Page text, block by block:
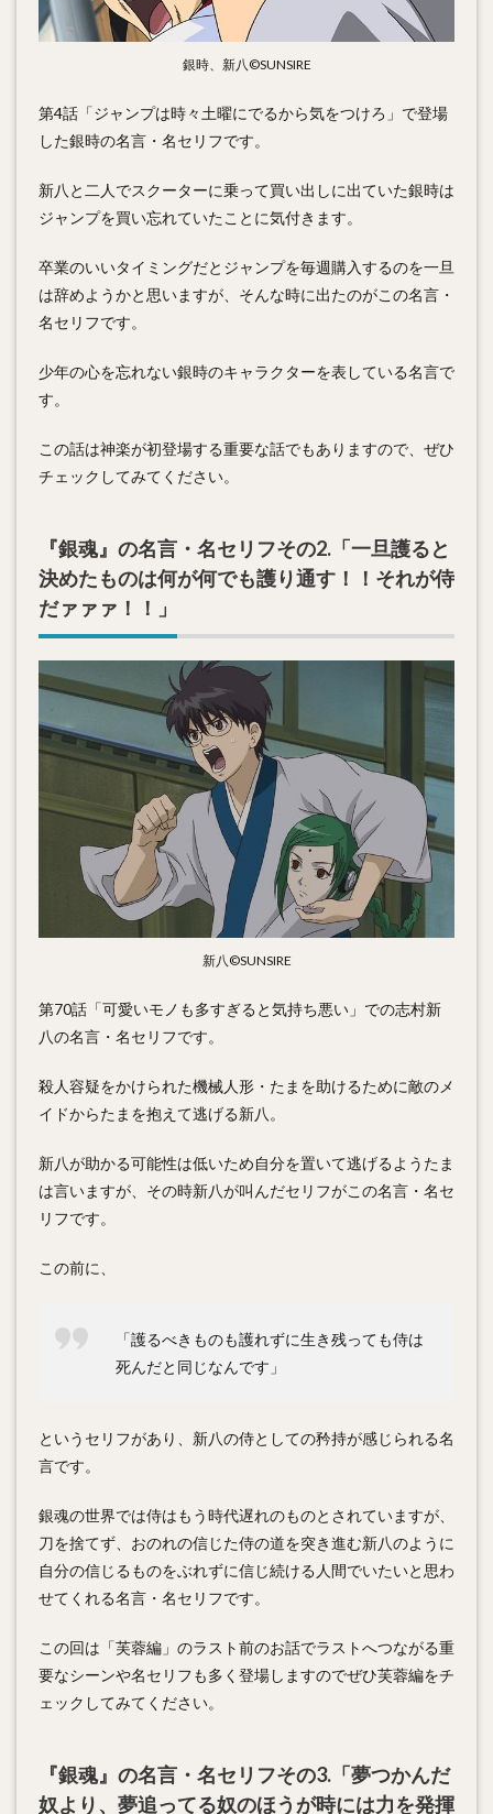
銀時、新八©SUNSIRE
第4話「ジャンプは時々土曜にでるから気をつけろ」で登場
した銀時の名言・名セリフです。
新八と二人でスクーターに乗って買い出しに出ていた銀時は
ジャンプを買い忘れていたことに気付きます。
卒業のいいタイミングだとジャンプを毎週購入するのを一旦
は辞めようかと思いますが、そんな時に出たのがこの名言・
名セリフです。
少年の心を忘れない銀時のキャラクターを表している名言で
す。
この話は神楽が初登場する重要な話でもありますので、ぜひ
チェックしてみてください。
『銀魂』の名言・名セリフその2.「一旦護ると
決めたものは何が何でも護り通す！！それが侍
だァァァ！！」
新八©SUNSIRE
第70話「可愛いモノも多すぎると気持ち悪い」での志村新
八の名言・名セリフです。
殺人容疑をかけられた機械人形・たまを助けるために敵のメ
イドからたまを抱えて逃げる新八。
新八が助かる可能性は低いため自分を置いて逃げるようたま
は言いますが、その時新八が叫んだセリフがこの名言・名セ
リフです。
この前に、
「護るべきものも護れずに生き残っても侍は
死んだと同じなんです」
というセリフがあり、新八の侍としての矜持が感じられる名
言です。
銀魂の世界では侍はもう時代遅れのものとされていますが、
刀を捨てず、おのれの信じた侍の道を突き進む新八のように
自分の信じるものをぶれずに信じ続ける人間でいたいと思わ
せてくれる名言・名セリフです。
この回は「芙蓉編」のラスト前のお話でラストへつながる重
要なシーンや名セリフも多く登場しますのでぜひ芙蓉編をチ
ェックしてみてください。
『銀魂』の名言・名セリフその3.「夢つかんだ
奴より、夢追ってる奴のほうが時には力を発揮